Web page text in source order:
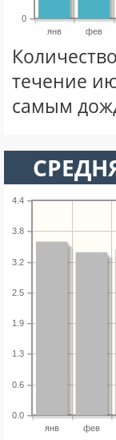
янв фев
0
течение
самым
янв фев
0.0
0.6
1.3
1.9
2.5
3.2
3.8
4.4